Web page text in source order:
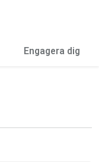
Engagera dig